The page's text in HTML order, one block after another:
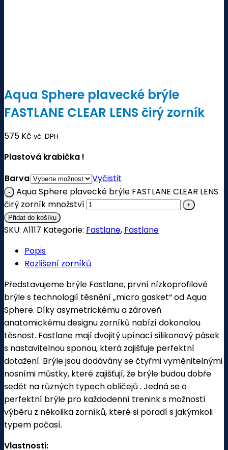
Aqua Sphere plavecké brýle
FASTLANE CLEAR LENS čirý zorník
575 Kč vč. DPH
Plastová krabička !
Barva
Vyčistit
Aqua Sphere plavecké brýle FASTLANE CLEAR LENS
čirý zorník množství
Přidat do košíku
SKU: A1117 Kategorie: Fastlane, Fastlane
Popis
Rozlišení zorníků
Představujeme brýle Fastlane, první nízkoprofilové
brýle s technologií těsnění „micro gasket“ od Aqua
Sphere. Díky asymetrickému a zároveň
anatomickému designu zorníků nabízí dokonalou
těsnost. Fastlane mají dvojitý upínací silikonový pásek
s nastavitelnou sponou, která zajišťuje perfektní
dotažení. Brýle jsou dodávány se čtyřmi vyměnitelnými
nosními můstky, které zajišťují, že brýle budou dobře
sedět na různých typech obličejů . Jedná se o
perfektní brýle pro každodenní trenink s možností
výběru z několika zorníků, které si poradí s jakýmkoli
typem počasí.
Vlastnosti: